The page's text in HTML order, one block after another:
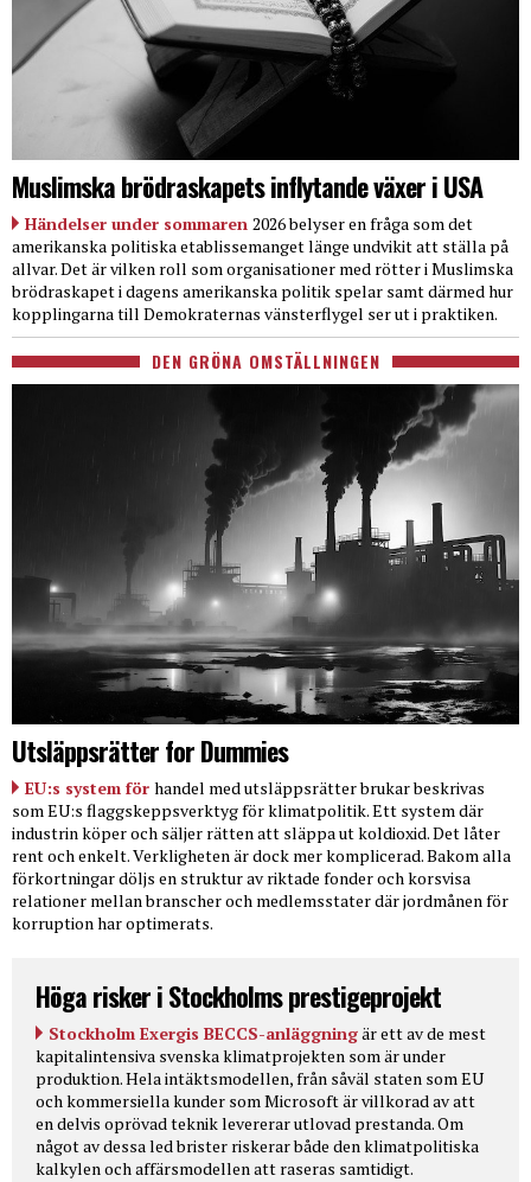
Muslimska brödraskapets inflytande växer i USA
Händelser under sommaren 2026 belyser en fråga som det
amerikanska politiska etablissemanget länge undvikit att ställa på
allvar. Det är vilken roll som organisationer med rötter i Muslimska
brödraskapet i dagens amerikanska politik spelar samt därmed hur
kopplingarna till Demokraternas vänsterflygel ser ut i praktiken.
DEN GRÖNA OMSTÄLLNINGEN
Utsläppsrätter for Dummies
EU:s system för handel med utsläppsrätter brukar beskrivas
som EU:s flaggskeppsverktyg för klimatpolitik. Ett system där
industrin köper och säljer rätten att släppa ut koldioxid. Det låter
rent och enkelt. Verkligheten är dock mer komplicerad. Bakom alla
förkortningar döljs en struktur av riktade fonder och korsvisa
relationer mellan branscher och medlemsstater där jordmånen för
korruption har optimerats.
Höga risker i Stockholms prestigeprojekt
Stockholm Exergis BECCS-anläggningär ett av de mest
kapitalintensiva svenska klimatprojekten som är under
produktion. Hela intäktsmodellen, från såväl staten som EU
och kommersiella kunder som Microsoft är villkorad av att
en delvis oprövad teknik levererar utlovad prestanda. Om
något av dessa led brister riskerar både den klimatpolitiska
kalkylen och affärsmodellen att raseras samtidigt.